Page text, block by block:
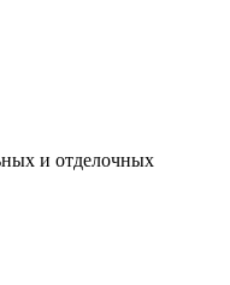
и отделочных